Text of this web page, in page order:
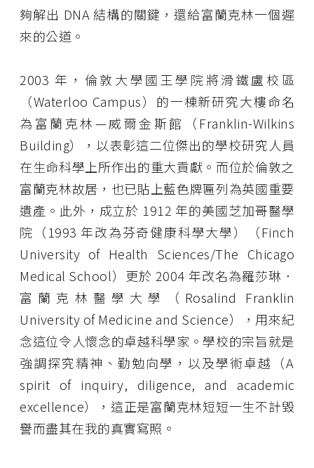
夠解出 DNA 結構的關鍵，還給富蘭克林一個遲
來的公道。
2003 年，倫敦大學國王學院將滑鐵盧校區
（Waterloo Campus）的一棟新研究大樓命名
為富蘭克林—威爾金斯館（Franklin-Wilkins
Building），以表彰這二位傑出的學校研究人員
在生命科學上所作出的重大貢獻。而位於倫敦之
富蘭克林故居，也已貼上藍色牌匾列為英國重要
遺產。此外，成立於 1912 年的美國芝加哥醫學
院（1993 年改為芬奇健康科學大學）（Finch
University of Health Sciences/The Chicago
Medical School）更於 2004 年改名為羅莎琳．
富蘭克林醫學大學（Rosalind Franklin
University of Medicine and Science），用來紀
念這位令人懷念的卓越科學家。學校的宗旨就是
強調探究精神、勤勉向學，以及學術卓越（A
spirit of inquiry, diligence, and academic
excellence），這正是富蘭克林短短一生不計毀
譽而盡其在我的真實寫照。